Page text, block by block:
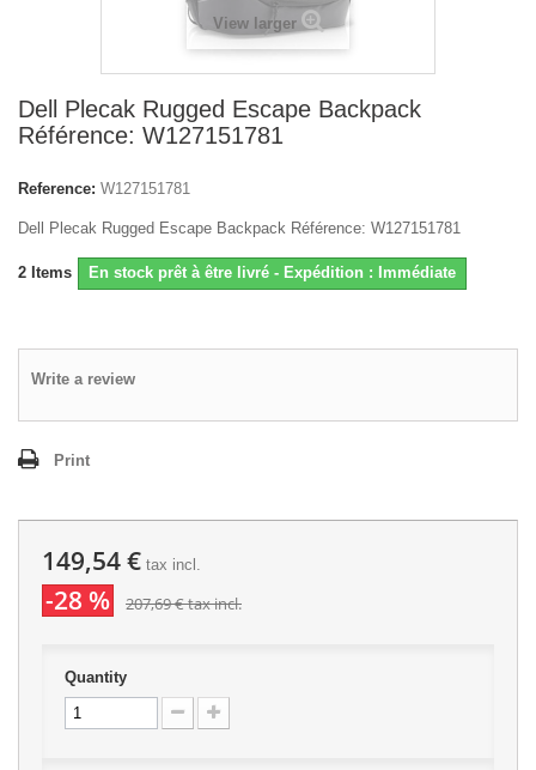
View larger
Dell Plecak Rugged Escape Backpack
Référence: W127151781
Reference: W127151781
Dell Plecak Rugged Escape Backpack Référence: W127151781
2 Items En stock prêt à être livré - Expédition : Immédiate
Write a review
Print
149,54 € tax incl.
-28 % 207,69 €tax incl.
Quantity